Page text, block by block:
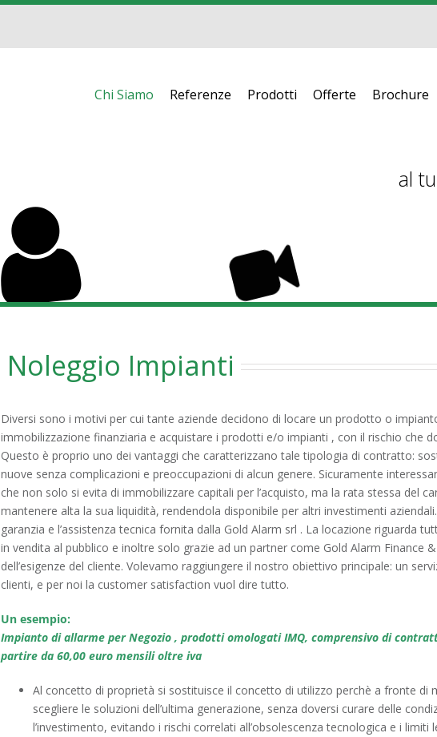
Chi Siamo Referenze Prodotti Offerte Brochure
al
Noleggio Impianti
Diversi sono i motivi per cui tante aziende decidono di locare un prodotto o
immobilizzazione finanziaria e acquistare i prodotti e/o impianti , con il rischio che
Questo è proprio uno dei vantaggi che caratterizzano tale tipologia di contratto:
nuove senza complicazioni e preoccupazioni di alcun genere. Sicuramente
che non solo si evita di immobilizzare capitali per l’acquisto, ma la rata stessa del
mantenere alta la sua liquidità, rendendola disponibile per altri investimenti
garanzia e l’assistenza tecnica fornita dalla Gold Alarm srl . La locazione riguarda
in vendita al pubblico e inoltre solo grazie ad un partner come Gold Alarm Finance
dell’esigenze del cliente. Volevamo raggiungere il nostro obiettivo principale: un
clienti, e per noi la customer satisfaction vuol dire tutto.
Un esempio:
Impianto di allarme per Negozio , prodotti omologati IMQ, comprensivo di
partire da 60,00 euro mensili oltre iva
Al concetto di proprietà si sostituisce il concetto di utilizzo perchè a fronte di
scegliere le soluzioni dell’ultima generazione, senza doversi curare delle
l’investimento, evitando i rischi correlati all’obsolescenza tecnologica e i limiti